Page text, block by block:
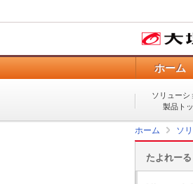
ホーム
ソリューシ
製品ト
ホーム ソ
たよれー